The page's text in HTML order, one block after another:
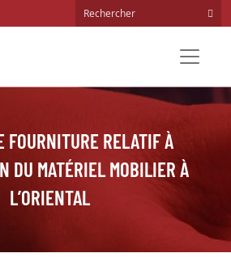
FOURNITURE RELATIF À
DU MATÉRIEL MOBILIER À
L’ORIENTAL